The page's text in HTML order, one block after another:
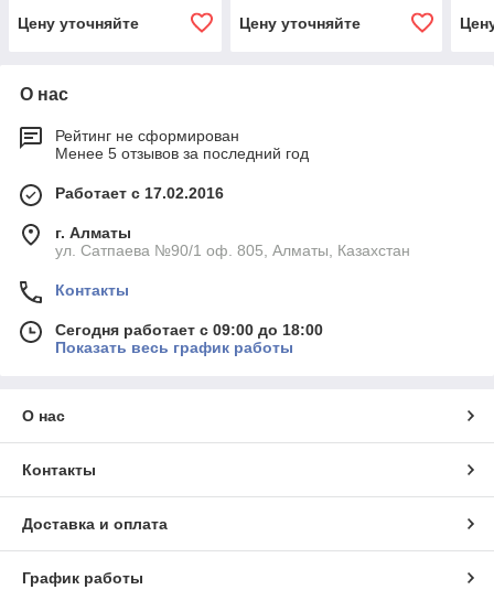
Цену уточняйте Цену уточняйте
О нас
Рейтинг не сформирован
Менее 5 отзывов за последний год
Работает с 17.02.2016
г. Алматы
ул. Сатпаева №90/1 оф. 805, Алматы, Казахстан
Контакты
Сегодня работает с 09:00 до 18:00
Показать весь график работы
О нас
Контакты
Доставка и оплата
График работы